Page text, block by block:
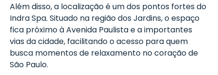
Além disso, a localização é um dos pontos fortes do
Indra Spa. Situado na região dos Jardins, o espaço
fica próximo à Avenida Paulista e a importantes
vias da cidade, facilitando o acesso para quem
busca momentos de relaxamento no coração de
São Paulo.